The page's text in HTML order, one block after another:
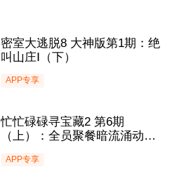
密室大逃脱8 大神版第1期：绝
叫山庄Ⅰ（下）
APP专享
忙忙碌碌寻宝藏2 第6期
（上）：全员聚餐暗流涌动猜
见王安宇秒开演
APP专享